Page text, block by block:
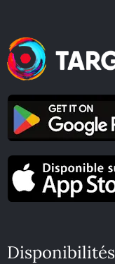
Disponibilités